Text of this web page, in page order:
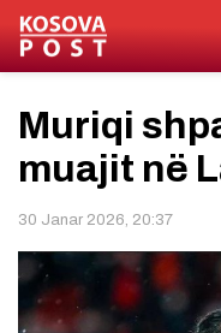
Muriqi
muajit në
30 Janar 2026, 20:37